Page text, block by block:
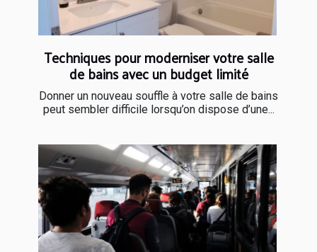
Techniques pour moderniser votre salle
de bains avec un budget limité
Donner un nouveau souffle à votre salle de bains
peut sembler difficile lorsqu’on dispose d’une...